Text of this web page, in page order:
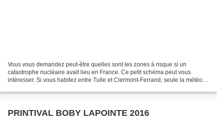
Vous vous demandez peut-être quelles sont les zones à risque si un
catastrophe nucléaire avait lieu en France. Ce petit schéma peut vous
intéresser. Si vous habitez entre Tulle et Clermont-Ferrand, seule la météo
PRINTIVAL BOBY LAPOINTE 2016